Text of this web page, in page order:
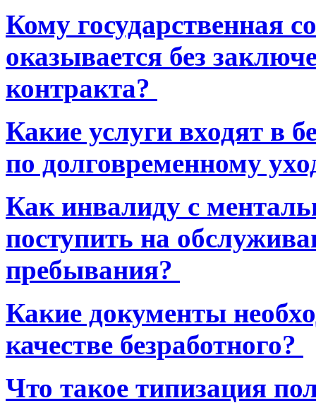
Кому государственная
оказывается без
контракта?
Какие услуги входят в
по долговременному
Как инвалиду с
поступить на
пребывания?
Какие документы
качестве безработного?
Что такое типизация